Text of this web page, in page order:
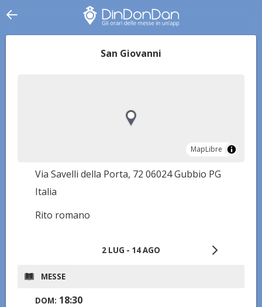
San Giovanni
MapLibre
MapLibre
Via Savelli della Porta, 72 06024 Gubbio PG
Italia
Rito romano
2 LUG - 14 AGO
MESSE
DOM: 18:30